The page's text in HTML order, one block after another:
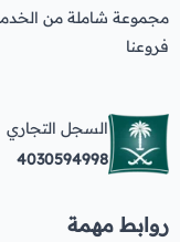
مجموعة شاملة من
فروعنا
السجل التجاري
4030594998
روابط مهمة